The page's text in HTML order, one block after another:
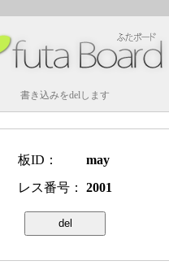
書き込みをdelします
板ID：
may
レス番号：
2001